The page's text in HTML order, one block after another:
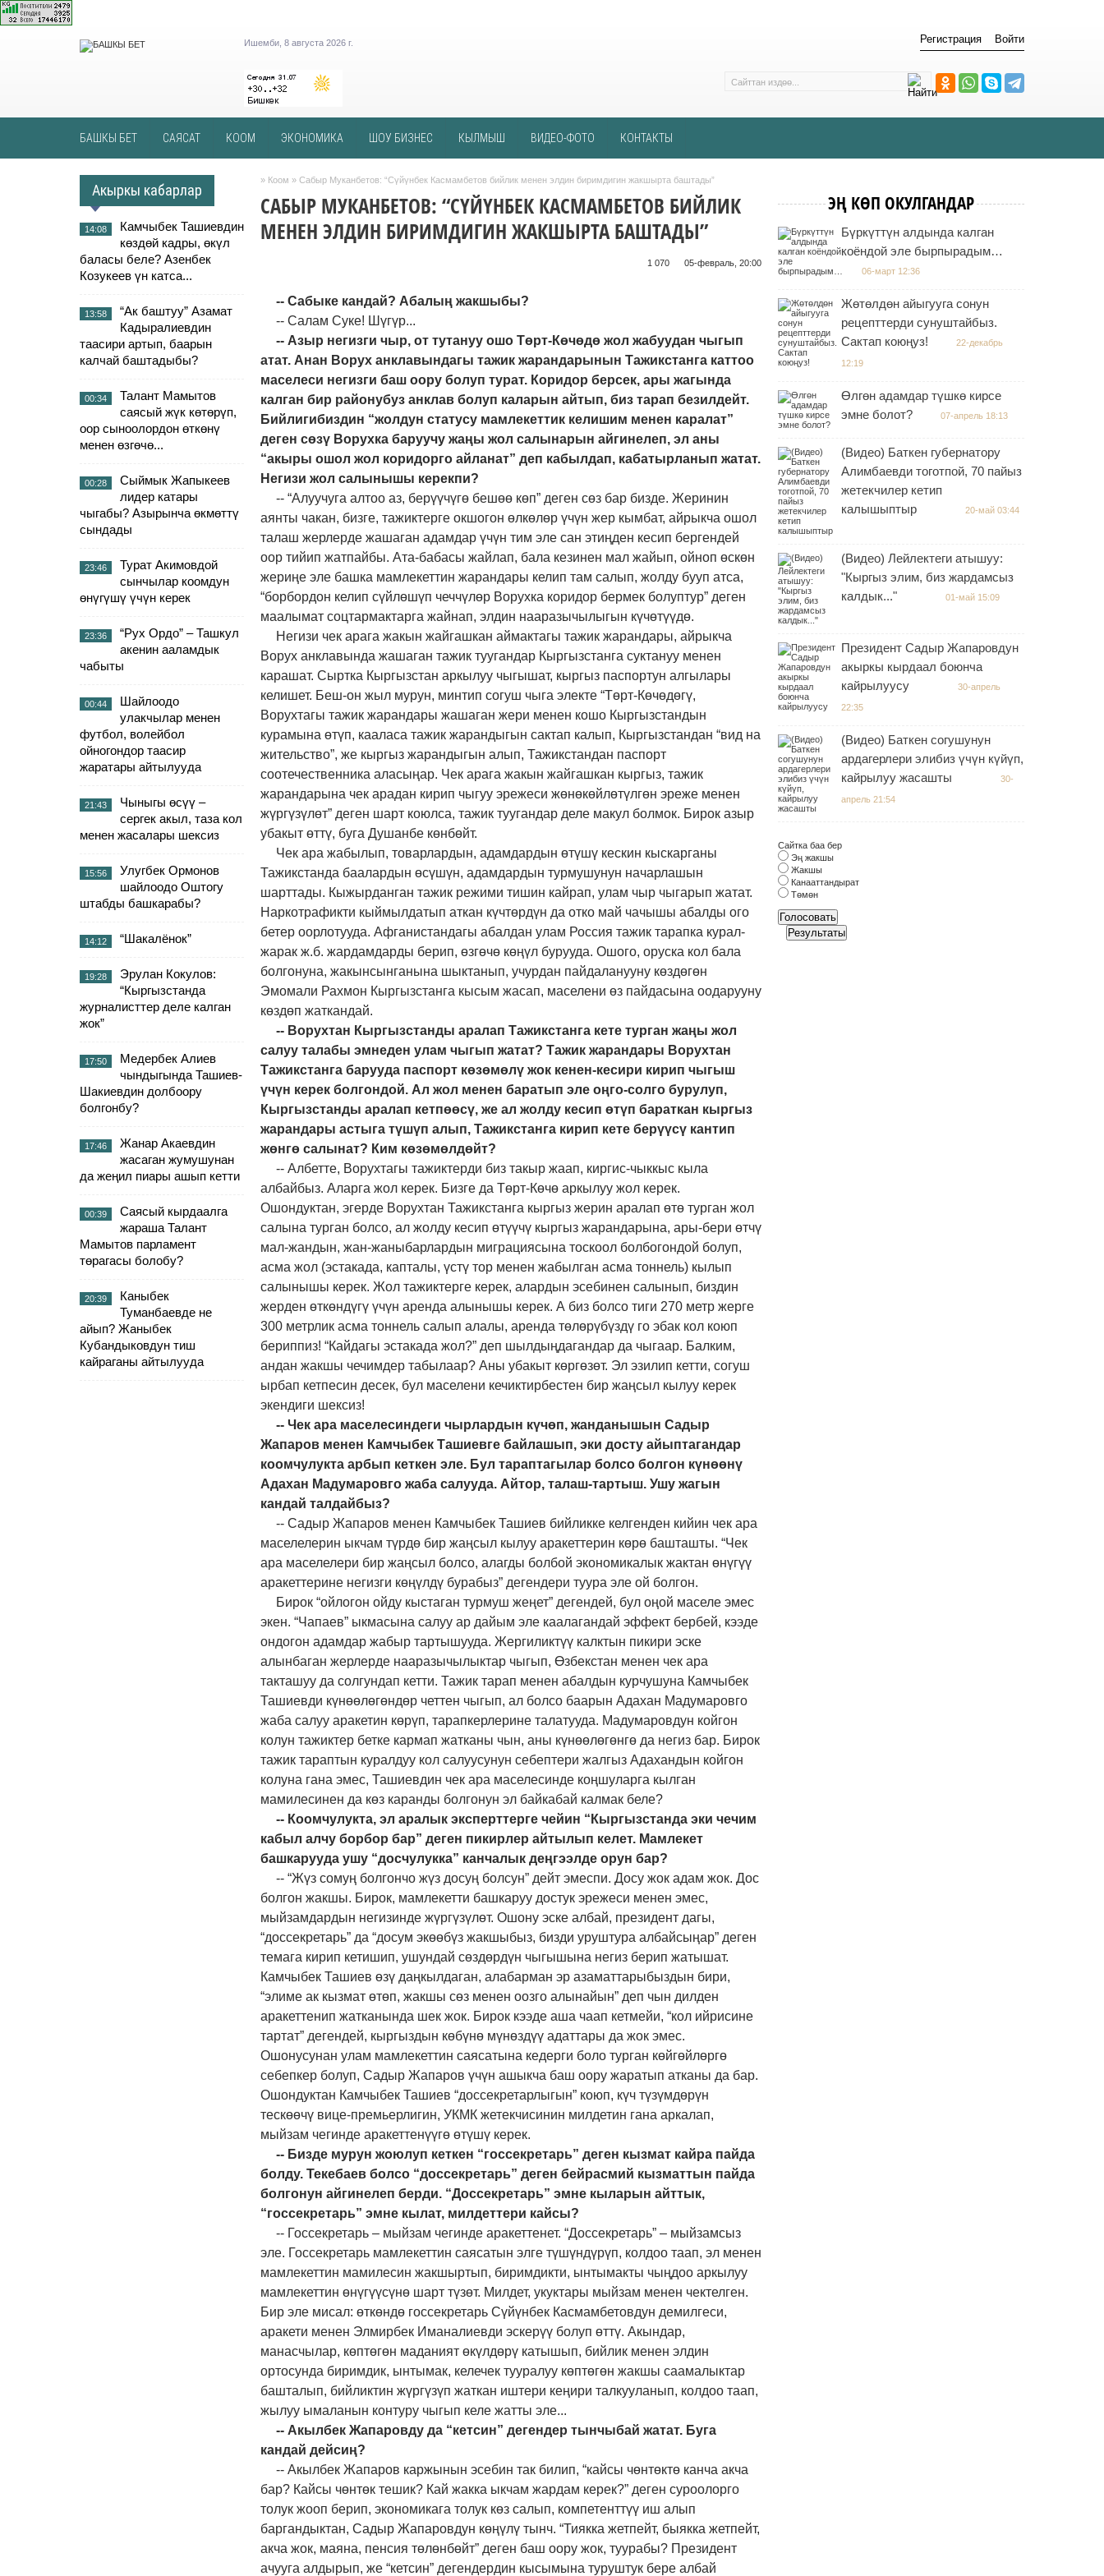
Ишемби, 8 августа 2026 г. Регистрация Войти
БАШКЫ БЕТ САЯСАТ КООМ ЭКОНОМИКА ШОУ БИЗНЕС КЫЛМЫШ ВИДЕО-ФОТО КОНТАКТЫ
Акыркы кабарлар
14:08
Камчыбек Ташиевдин
көздөй кадры, өкүл
баласы беле? Азенбек
Козукеев үн катса...
13:58
“Ак баштуу” Азамат
Кадыралиевдин
таасири артып, баарын
калчай баштадыбы?
00:34
Талант Мамытов
саясый жүк көтөрүп,
оор сыноолордон өткөнү
менен өзгөчө...
00:28
Сыймык Жапыкеев
лидер катары
чыгабы? Азырынча өкмөттү
сындады
23:46
Турат Акимовдой
сынчылар коомдун
өнүгүшү үчүн керек
23:36
“Рух Ордо” – Ташкул
акенин ааламдык
чабыты
00:44
Шайлоодо
улакчылар менен
футбол, волейбол
ойногондор таасир
жаратары айтылууда
21:43
Чыныгы өсүү –
сергек акыл, таза кол
менен жасалары шексиз
15:56
Улугбек Ормонов
шайлоодо Оштогу
штабды башкарабы?
14:12 “Шакалёнок”
19:28
Эрулан Кокулов:
“Кыргызстанда
журналисттер деле калган
жок”
17:50
Медербек Алиев
чындыгында Ташиев-
Шакиевдин долбоору
болгонбу?
17:46
Жанар Акаевдин
жасаган жумушунан
да жеңил пиары ашып кетти
00:39
Саясый кырдаалга
жараша Талант
Мамытов парламент
төрагасы болобу?
20:39
Каныбек
Туманбаевде не
айып? Жаныбек
Кубандыковдун тиш
кайраганы айтылууда
» Коом » Сабыр Муканбетов: “Сүйүнбек Касмамбетов бийлик менен элдин биримдигин жакшырта баштады”
САБЫР МУКАНБЕТОВ: “СҮЙҮНБЕК КАСМАМБЕТОВ БИЙЛИК
МЕНЕН ЭЛДИН БИРИМДИГИН ЖАКШЫРТА БАШТАДЫ”
05-февраль, 20:00
1 070 ᠌ ᠌ ᠌ ᠌᠌ ᠌ ᠌᠌
-- Сабыке кандай? Абалың жакшыбы?
-- Салам Суке! Шүгүр...
-- Азыр негизги чыр, от тутануу ошо Төрт-Көчөдө жол жабуудан чыгып
атат. Анан Ворух анклавындагы тажик жарандарынын Тажикстанга каттоо
маселеси негизги баш оору болуп турат. Коридор берсек, ары жагында
калган бир районубуз анклав болуп каларын айтып, биз тарап безилдейт.
Бийлигибиздин “жолдун статусу мамлекеттик келишим менен каралат”
деген сөзү Ворухка баруучу жаңы жол салынарын айгинелеп, эл аны
“акыры ошол жол коридорго айланат” деп кабылдап, кабатырланып жатат.
Негизи жол салынышы керекпи?
-- “Алуучуга алтоо аз, берүүчүгө бешөө көп” деген сөз бар бизде. Жеринин
аянты чакан, бизге, тажиктерге окшогон өлкөлөр үчүн жер кымбат, айрыкча ошол
талаш жерлерде жашаган адамдар үчүн тим эле сан этиңден кесип бергендей
оор тийип жатпайбы. Ата-бабасы жайлап, бала кезинен мал жайып, ойноп өскөн
жериңе эле башка мамлекеттин жарандары келип там салып, жолду бууп атса,
“борбордон келип сүйлөшүп чеччүлөр Ворухка коридор бермек болуптур” деген
маалымат соцтармактарга жайнап, элдин нааразычылыгын күчөтүүдө.
Негизи чек арага жакын жайгашкан аймактагы тажик жарандары, айрыкча
Ворух анклавында жашаган тажик туугандар Кыргызстанга суктануу менен
карашат. Сыртка Кыргызстан аркылуу чыгышат, кыргыз паспортун алгылары
келишет. Беш-он жыл мурун, минтип согуш чыга электе “Төрт-Көчөдөгү,
Ворухтагы тажик жарандары жашаган жери менен кошо Кыргызстандын
курамына өтүп, кааласа тажик жарандыгын сактап калып, Кыргызстандан “вид на
жительство”, же кыргыз жарандыгын алып, Тажикстандан паспорт
соотечественника аласыңар. Чек арага жакын жайгашкан кыргыз, тажик
жарандарына чек арадан кирип чыгуу эрежеси жөнөкөйлөтүлгөн эреже менен
жүргүзүлөт” деген шарт коюлса, тажик туугандар деле макул болмок. Бирок азыр
убакыт өттү, буга Душанбе көнбөйт.
Чек ара жабылып, товарлардын, адамдардын өтүшү кескин кыскарганы
Тажикстанда баалардын өсүшүн, адамдардын турмушунун начарлашын
шарттады. Кыжырданган тажик режими тишин кайрап, улам чыр чыгарып жатат.
Наркотрафикти кыймылдатып аткан күчтөрдүн да отко май чачышы абалды ого
бетер оорлотууда. Афганистандагы абалдан улам Россия тажик тарапка курал-
жарак ж.б. жардамдарды берип, өзгөчө көңүл бурууда. Ошого, оруска кол бала
болгонуна, жакынсынганына шыктанып, учурдан пайдаланууну көздөгөн
Эмомали Рахмон Кыргызстанга кысым жасап, маселени өз пайдасына оодарууну
көздөп жаткандай.
-- Ворухтан Кыргызстанды аралап Тажикстанга кете турган жаңы жол
салуу талабы эмнеден улам чыгып жатат? Тажик жарандары Ворухтан
Тажикстанга барууда паспорт көзөмөлү жок кенен-кесири кирип чыгыш
үчүн керек болгондой. Ал жол менен баратып эле оңго-солго бурулуп,
Кыргызстанды аралап кетпөөсү, же ал жолду кесип өтүп бараткан кыргыз
жарандары астыга түшүп алып, Тажикстанга кирип кете берүүсү кантип
жөнгө салынат? Ким көзөмөлдөйт?
-- Албетте, Ворухтагы тажиктерди биз такыр жаап, киргис-чыккыс кыла
албайбыз. Аларга жол керек. Бизге да Төрт-Көчө аркылуу жол керек.
Ошондуктан, эгерде Ворухтан Тажикстанга кыргыз жерин аралап өтө турган жол
салына турган болсо, ал жолду кесип өтүүчү кыргыз жарандарына, ары-бери өтчү
мал-жандын, жан-жаныбарлардын миграциясына тоскоол болбогондой болуп,
асма жол (эстакада, капталы, үстү тор менен жабылган асма тоннель) кылып
салынышы керек. Жол тажиктерге керек, алардын эсебинен салынып, биздин
жерден өткөндүгү үчүн аренда алынышы керек. А биз болсо тиги 270 метр жерге
300 метрлик асма тоннель салып алалы, аренда төлөрүбүздү го эбак кол коюп
бериппиз! “Кайдагы эстакада жол?” деп шылдыңдагандар да чыгаар. Балким,
андан жакшы чечимдер табылаар? Аны убакыт көргөзөт. Эл эзилип кетти, согуш
ырбап кетпесин десек, бул маселени кечиктирбестен бир жаңсыл кылуу керек
экендиги шексиз!
-- Чек ара маселесиндеги чырлардын күчөп, жанданышын Садыр
Жапаров менен Камчыбек Ташиевге байлашып, эки досту айыптагандар
коомчулукта арбып кеткен эле. Бул тараптагылар болсо болгон күнөөнү
Адахан Мадумаровго жаба салууда. Айтор, талаш-тартыш. Ушу жагын
кандай талдайбыз?
-- Садыр Жапаров менен Камчыбек Ташиев бийликке келгенден кийин чек ара
маселелерин ыкчам түрдө бир жаңсыл кылуу аракеттерин көрө башташты. “Чек
ара маселелери бир жаңсыл болсо, алагды болбой экономикалык жактан өнүгүү
аракеттерине негизги көңүлдү бурабыз” дегендери туура эле ой болгон.
Бирок “ойлогон ойду кыстаган турмуш жеңет” дегендей, бул оңой маселе эмес
экен. “Чапаев” ыкмасына салуу ар дайым эле каалагандай эффект бербей, кээде
ондогон адамдар жабыр тартышууда. Жергиликтүү калктын пикири эске
алынбаган жерлерде нааразычылыктар чыгып, Өзбекстан менен чек ара
такташуу да солгундап кетти. Тажик тарап менен абалдын курчушуна Камчыбек
Ташиевди күнөөлөгөндөр четтен чыгып, ал болсо баарын Адахан Мадумаровго
жаба салуу аракетин көрүп, тарапкерлерине талатууда. Мадумаровдун койгон
колун тажиктер бетке кармап жатканы чын, аны күнөөлөгөнгө да негиз бар. Бирок
тажик тараптын куралдуу кол салуусунун себептери жалгыз Адахандын койгон
колуна гана эмес, Ташиевдин чек ара маселесинде коңшуларга кылган
мамилесинен да көз каранды болгонун эл байкабай калмак беле?
-- Коомчулукта, эл аралык эксперттерге чейин “Кыргызстанда эки чечим
кабыл алчу борбор бар” деген пикирлер айтылып келет. Мамлекет
башкарууда ушу “досчулукка” канчалык деңгээлде орун бар?
-- “Жүз сомуң болгончо жүз досуң болсун” дейт эмеспи. Досу жок адам жок. Дос
болгон жакшы. Бирок, мамлекетти башкаруу достук эрежеси менен эмес,
мыйзамдардын негизинде жүргүзүлөт. Ошону эске албай, президент дагы,
“доссекретарь” да “досум экөөбүз жакшыбыз, бизди уруштура албайсыңар” деген
темага кирип кетишип, ушундай сөздөрдүн чыгышына негиз берип жатышат.
Камчыбек Ташиев өзү даңкылдаган, алабарман эр азаматтарыбыздын бири,
“элиме ак кызмат өтөп, жакшы сөз менен оозго алынайын” деп чын дилден
аракеттенип жатканында шек жок. Бирок кээде аша чаап кетмейи, “кол ийрисине
тартат” дегендей, кыргыздын көбүнө мүнөздүү адаттары да жок эмес.
Ошонусунан улам мамлекеттин саясатына кедерги боло турган көйгөйлөргө
себепкер болуп, Садыр Жапаров үчүн ашыкча баш оору жаратып атканы да бар.
Ошондуктан Камчыбек Ташиев “доссекретарлыгын” коюп, күч түзүмдөрүн
тескөөчү вице-премьерлигин, УКМК жетекчисинин милдетин гана аркалап,
мыйзам чегинде аракеттенүүгө өтүшү керек.
-- Бизде мурун жоюлуп кеткен “госсекретарь” деген кызмат кайра пайда
болду. Текебаев болсо “доссекретарь” деген бейрасмий кызматтын пайда
болгонун айгинелеп берди. “Доссекретарь” эмне кыларын айттык,
“госсекретарь” эмне кылат, милдеттери кайсы?
-- Госсекретарь – мыйзам чегинде аракеттенет. “Доссекретарь” – мыйзамсыз
эле. Госсекретарь мамлекеттин саясатын элге түшүндүрүп, колдоо таап, эл менен
мамлекеттин мамилесин жакшыртып, биримдикти, ынтымакты чыңдоо аркылуу
мамлекеттин өнүгүүсүнө шарт түзөт. Милдет, укуктары мыйзам менен чектелген.
Бир эле мисал: өткөндө госсекретарь Сүйүнбек Касмамбетовдун демилгеси,
аракети менен Элмирбек Иманалиевди эскерүү болуп өттү. Акындар,
манасчылар, көптөгөн маданият өкүлдөрү катышып, бийлик менен элдин
ортосунда биримдик, ынтымак, келечек тууралуу көптөгөн жакшы саамалыктар
башталып, бийликтин жүргүзүп жаткан иштери кеңири талкууланып, колдоо таап,
жылуу ымаланын контуру чыгып келе жатты эле...
-- Акылбек Жапаровду да “кетсин” дегендер тынчыбай жатат. Буга
кандай дейсиң?
-- Акылбек Жапаров каржынын эсебин так билип, “кайсы чөнтөктө канча акча
бар? Кайсы чөнтөк тешик? Кай жакка ыкчам жардам керек?” деген суроолорго
толук жооп берип, экономикага толук көз салып, компетенттүү иш алып
баргандыктан, Садыр Жапаровдун көңүлү тынч. “Тиякка жетпейт, быякка жетпейт,
акча жок, маяна, пенсия төлөнбөйт” деген баш оору жок, туурабы? Президент
ачууга алдырып, же “кетсин” дегендердин кысымына туруштук бере албай
ЭҢ КӨП ОКУЛГАНДАР
Бүркүттүн алдында калган
коёндой эле бырпырадым…
06-март 12:36
Жөтөлдөн айыгууга сонун
рецепттерди сунуштайбыз.
Сактап коюңуз!
22-декабрь
12:19
Өлгөн адамдар түшкө кирсе
эмне болот?
07-апрель 18:13
(Видео) Баткен губернатору
Алимбаевди тоготпой, 70 пайыз
жетекчилер кетип
калышыптыр
20-май 03:44
(Видео) Лейлектеги атышуу:
"Кыргыз элим, биз жардамсыз
калдык..."
01-май 15:09
Президент Садыр Жапаровдун
акыркы кырдаал боюнча
кайрылуусу
30-апрель
22:35
(Видео) Баткен согушунун
ардагерлери элибиз үчүн күйүп,
кайрылуу жасашты
30-
апрель 21:54
Сайтка баа бер
Эң жакшы
Жакшы
Канааттандырат
Төмөн
Голосовать
Результаты